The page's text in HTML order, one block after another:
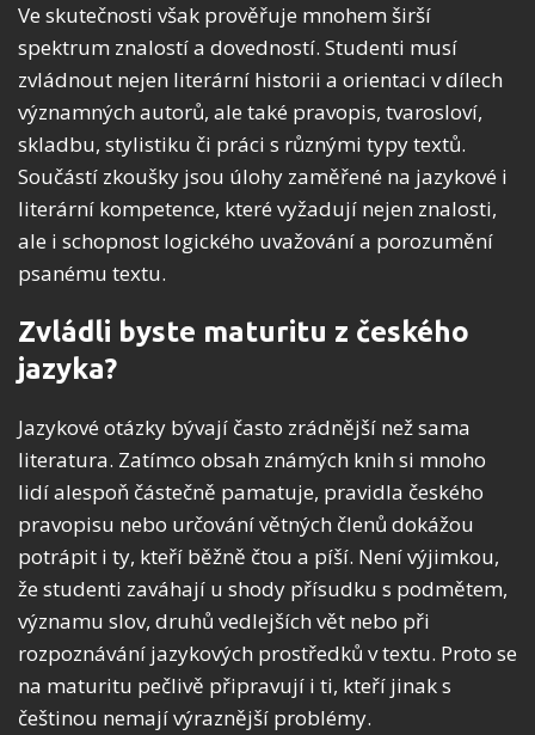
Ve skutečnosti však prověřuje mnohem širší
spektrum znalostí a dovedností. Studenti musí
zvládnout nejen literární historii a orientaci v dílech
významných autorů, ale také pravopis, tvarosloví,
skladbu, stylistiku či práci s různými typy textů.
Součástí zkoušky jsou úlohy zaměřené na jazykové i
literární kompetence, které vyžadují nejen znalosti,
ale i schopnost logického uvažování a porozumění
psanému textu.
Zvládli byste maturitu z českého
jazyka?
Jazykové otázky bývají často zrádnější než sama
literatura. Zatímco obsah známých knih si mnoho
lidí alespoň částečně pamatuje, pravidla českého
pravopisu nebo určování větných členů dokážou
potrápit i ty, kteří běžně čtou a píší. Není výjimkou,
že studenti zaváhají u shody přísudku s podmětem,
významu slov, druhů vedlejších vět nebo při
rozpoznávání jazykových prostředků v textu. Proto se
na maturitu pečlivě připravují i ti, kteří jinak s
češtinou nemají výraznější problémy.